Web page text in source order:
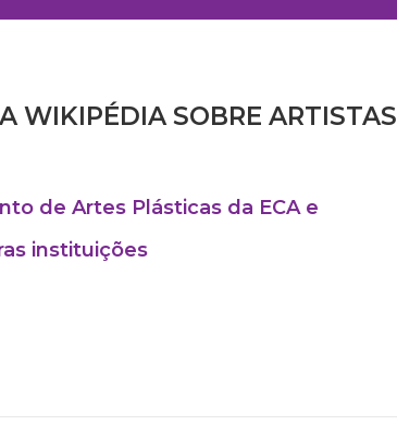
WIKIPÉDIA SOBRE ARTISTAS
de Artes Plásticas da ECA e
instituições